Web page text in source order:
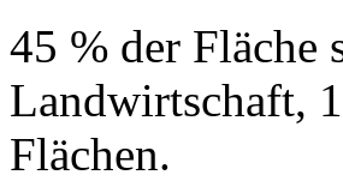
45 % der Fläche
Landwirtschaft,
Flächen.